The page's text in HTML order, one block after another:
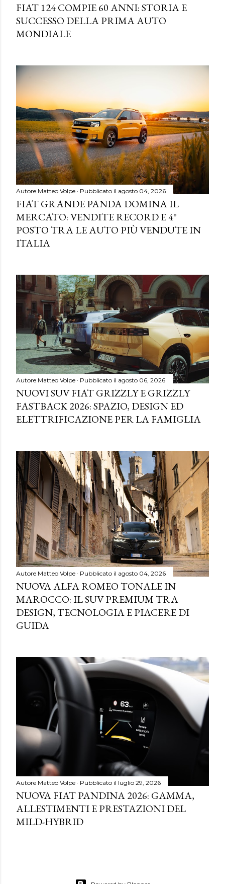
FIAT 124 COMPIE 60 ANNI: STORIA E
SUCCESSO DELLA PRIMA AUTO
MONDIALE
Autore Matteo Volpe Pubblicato il agosto 04, 2026
FIAT GRANDE PANDA DOMINA IL
MERCATO: VENDITE RECORD E 4°
POSTO TRA LE AUTO PIÙ VENDUTE IN
ITALIA
Autore Matteo Volpe Pubblicato il agosto 06, 2026
NUOVI SUV FIAT GRIZZLY E GRIZZLY
FASTBACK 2026: SPAZIO, DESIGN ED
ELETTRIFICAZIONE PER LA FAMIGLIA
Autore Matteo Volpe Pubblicato il agosto 04, 2026
NUOVA ALFA ROMEO TONALE IN
MAROCCO: IL SUV PREMIUM TRA
DESIGN, TECNOLOGIA E PIACERE DI
GUIDA
Autore Matteo Volpe Pubblicato il luglio 29, 2026
NUOVA FIAT PANDINA 2026: GAMMA,
ALLESTIMENTI E PRESTAZIONI DEL
MILD-HYBRID